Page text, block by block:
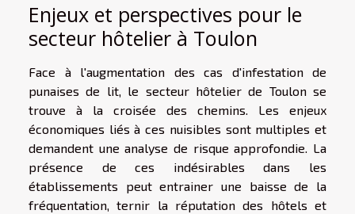
Enjeux et perspectives pour le
secteur hôtelier à Toulon
Face à l'augmentation des cas d'infestation de
punaises de lit, le secteur hôtelier de Toulon se
trouve à la croisée des chemins. Les enjeux
économiques liés à ces nuisibles sont multiples et
demandent une analyse de risque approfondie. La
présence de ces indésirables dans les
établissements peut entrainer une baisse de la
fréquentation, ternir la réputation des hôtels et